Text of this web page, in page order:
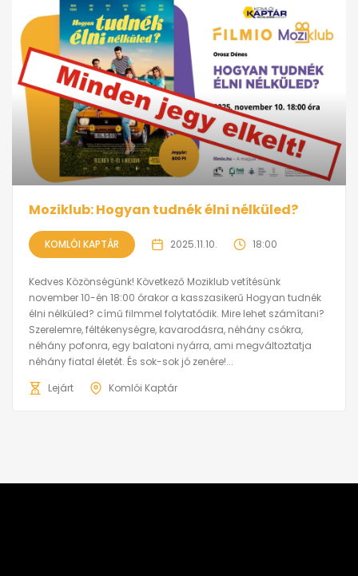
Moziklub: Hogyan tudnék élni nélküled?
KOMLÓI KAPTÁR 2025.11.10. 18:00
Kedves Közönségünk! Következő Moziklub vetítésünk
november 10-én 18:00 órakor a kasszasikerű Hogyan tudnék
élni nélküled? című filmmel folytatódik. Mire lehet számítani?
Szerelemre, féltékenységre, kavarodásra, néhány csókra,
néhány pofonra, egy balatoni nyárra, ami megváltoztatja
néhány fiatal életét. És sok-sok jó zenére!...
Lejárt
Komlói Kaptár